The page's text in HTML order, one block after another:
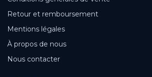
Retour et remboursement
Mentions légales
À propos de nous
Nous contacter